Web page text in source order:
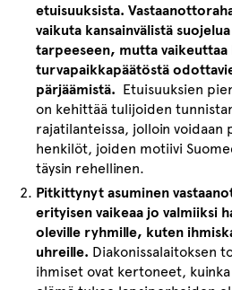
etuisuuksista.
vaikuta kansainvälistä
tarpeeseen, mutta
turvapaikkapäätöstä
pärjäämistä. Etuisuuksien
on kehittää tulijoiden
rajatilanteissa, jolloin voidaan
henkilöt, joiden motiivi
täysin rehellinen.
Pitkittynyt asuminen
erityisen vaikeaa jo valmiiksi
oleville ryhmille, kuten
uhreille. Diakonissalaitoksen
ihmiset ovat kertoneet,